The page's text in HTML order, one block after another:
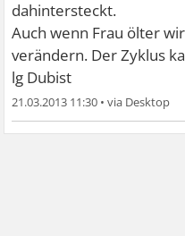
dahintersteckt.
Auch wenn Frau ölter
verändern. Der Zyklus
lg Dubist
21.03.2013 11:30 •